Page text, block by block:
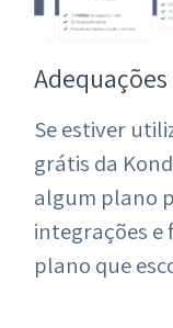
Se estiver
grátis da
algum plano
integrações e
plano que